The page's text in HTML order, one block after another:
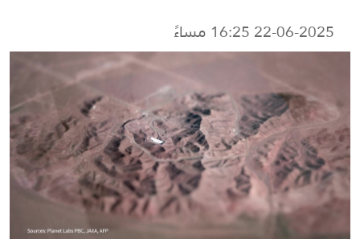
22-06-2025 16:25 مساءً